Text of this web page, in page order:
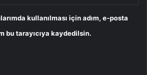
kullanılması için adım, e-posta
bu tarayıcıya kaydedilsin.